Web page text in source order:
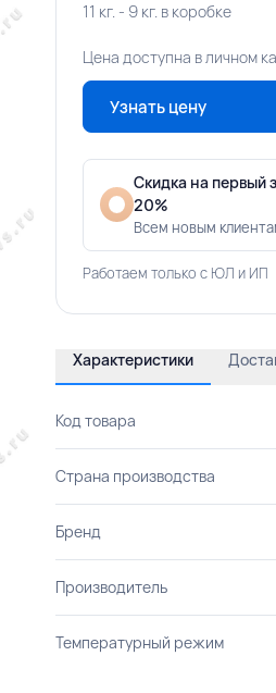
11 кг. - 9 кг. в коробке
Цена доступна в личном
Узнать цену
Скидка на первый
20%
Всем новым
Работаем только с ЮЛ и ИП
Характеристики
Код товара
Страна производства
Бренд
Производитель
Температурный режим